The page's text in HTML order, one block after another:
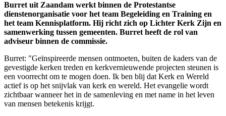
Burret uit Zaandam werkt binnen de Protestantse
dienstenorganisatie voor het team Begeleiding en Training en
het team Kennisplatform. Hij richt zich op Lichter Kerk Zijn en
samenwerking tussen gemeenten. Burret heeft de rol van
adviseur binnen de commissie.
Burret: "Geïnspireerde mensen ontmoeten, buiten de kaders van de
gevestigde kerken treden en kerkvernieuwende projecten steunen is
een voorrecht om te mogen doen. Ik ben blij dat Kerk en Wereld
actief is op het snijvlak van kerk en wereld. Het evangelie wordt
zichtbaar wanneer het in de samenleving en met name in het leven
van mensen betekenis krijgt.